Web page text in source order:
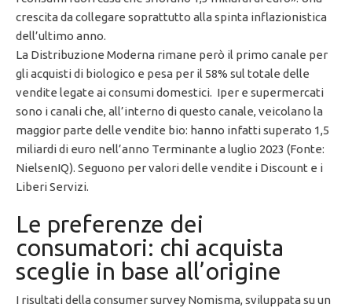
crescita da collegare soprattutto alla spinta inflazionistica
dell’ultimo anno.
La Distribuzione Moderna rimane però il primo canale per
gli acquisti di biologico e pesa per il 58% sul totale delle
vendite legate ai consumi domestici. Iper e supermercati
sono i canali che, all’interno di questo canale, veicolano la
maggior parte delle vendite bio: hanno infatti superato 1,5
miliardi di euro nell’anno Terminante a luglio 2023 (Fonte:
NielsenIQ). Seguono per valori delle vendite i Discount e i
Liberi Servizi.
Le preferenze dei
consumatori: chi acquista
sceglie in base all’origine
I risultati della consumer survey Nomisma, sviluppata su un